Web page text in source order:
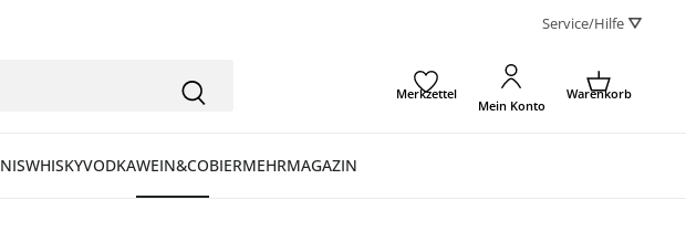
Service/Hilfe ⛛
Merkzettel
Mein Konto
Warenkorb
WHISKYVODKAWEIN&COBIERMEHRMAGAZIN